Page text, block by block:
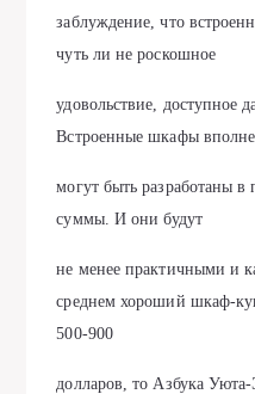
заблуждение, что
чуть ли не роскошное
удовольствие, доступное
Встроенные шкафы вполне
могут быть разработаны в
суммы. И они будут
не менее практичными и
среднем хороший шкаф-
500-900
долларов, то Азбука